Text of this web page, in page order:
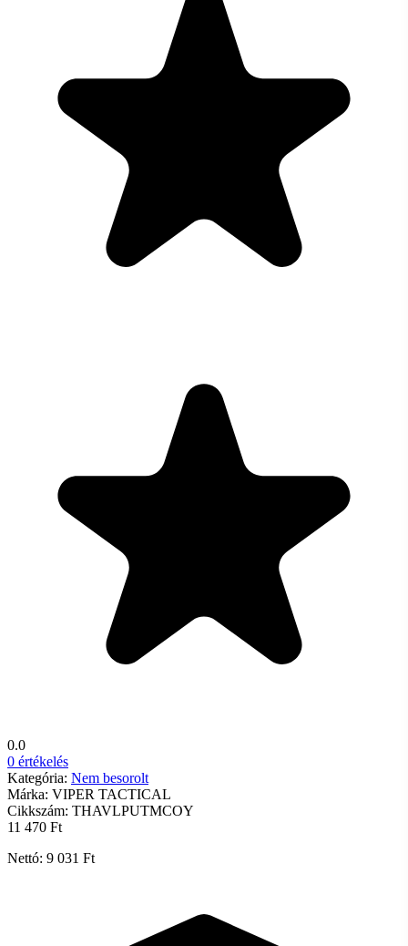
0.0
0 értékelés
Kategória: Nem besorolt
Márka: VIPER TACTICAL
Cikkszám: THAVLPUTMCOY
11 470 Ft
Nettó: 9 031 Ft